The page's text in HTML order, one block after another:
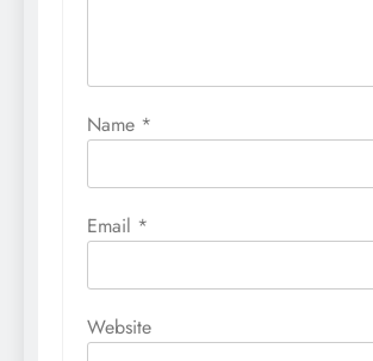
Name *
Email *
Website